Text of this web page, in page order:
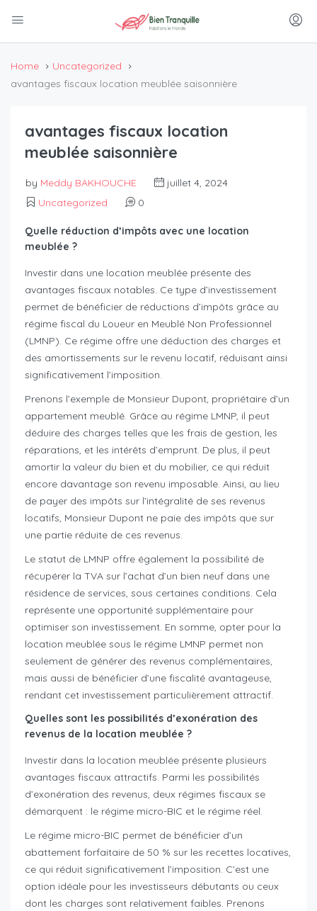
Home
Uncategorized
avantages fiscaux location meublée saisonnière
avantages fiscaux location
meublée saisonnière
by Meddy BAKHOUCHE
juillet 4, 2024
Uncategorized
0
Quelle réduction d’impôts avec une location
meublée ?
Investir dans une location meublée présente des
avantages fiscaux notables. Ce type d’investissement
permet de bénéficier de réductions d’impôts grâce au
régime fiscal du Loueur en Meublé Non Professionnel
(LMNP). Ce régime offre une déduction des charges et
des amortissements sur le revenu locatif, réduisant ainsi
significativement l’imposition.
Prenons l’exemple de Monsieur Dupont, propriétaire d’un
appartement meublé. Grâce au régime LMNP, il peut
déduire des charges telles que les frais de gestion, les
réparations, et les intérêts d’emprunt. De plus, il peut
amortir la valeur du bien et du mobilier, ce qui réduit
encore davantage son revenu imposable. Ainsi, au lieu
de payer des impôts sur l’intégralité de ses revenus
locatifs, Monsieur Dupont ne paie des impôts que sur
une partie réduite de ces revenus.
Le statut de LMNP offre également la possibilité de
récupérer la TVA sur l’achat d’un bien neuf dans une
résidence de services, sous certaines conditions. Cela
représente une opportunité supplémentaire pour
optimiser son investissement. En somme, opter pour la
location meublée sous le régime LMNP permet non
seulement de générer des revenus complémentaires,
mais aussi de bénéficier d’une fiscalité avantageuse,
rendant cet investissement particulièrement attractif.
Quelles sont les possibilités d’exonération des
revenus de la location meublée ?
Investir dans la location meublée présente plusieurs
avantages fiscaux attractifs. Parmi les possibilités
d’exonération des revenus, deux régimes fiscaux se
démarquent : le régime micro-BIC et le régime réel.
Le régime micro-BIC permet de bénéficier d’un
abattement forfaitaire de 50 % sur les recettes locatives,
ce qui réduit significativement l’imposition. C’est une
option idéale pour les investisseurs débutants ou ceux
dont les charges sont relativement faibles. Prenons